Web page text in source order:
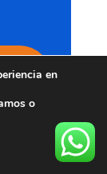
en
o